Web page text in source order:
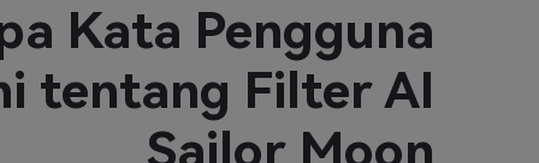
Moon saya yang dibuat di Media.io menjadi
ribu penayangan hanya dalam dua hari!
sangat luar biasa dan benar-benar
menonjol di media sosial. Tidak sabar untuk
Kata Pengguna
tentang Filter AI
Sailor Moon